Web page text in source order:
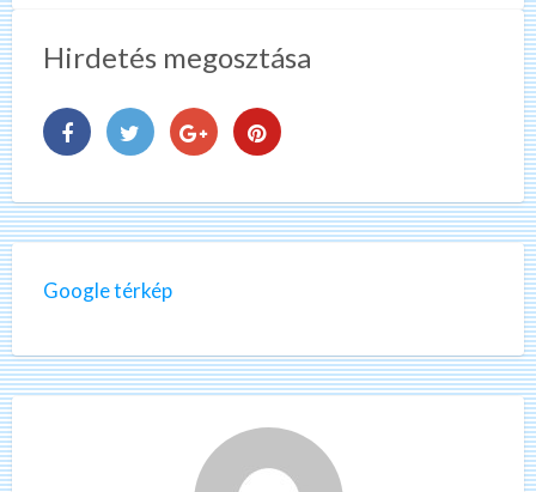
Hirdetés megosztása
Google térkép